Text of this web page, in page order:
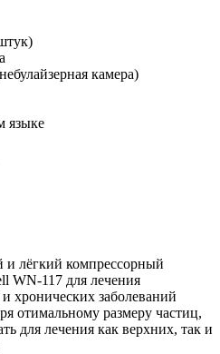
камера)
языке
лёгкий компрессорный
WN-117 для лечения
хронических заболеваний
отимальному размеру частиц,
для лечения как верхних, так и